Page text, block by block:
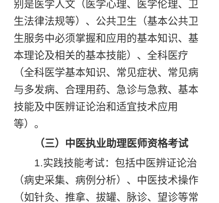
别是医学人文（医学心理、医学伦理、卫
生法律法规等）、公共卫生（基本公共卫
生服务中必须掌握和应用的基本知识、基
本理论及相关的基本技能）、全科医疗
（全科医学基本知识、常见症状、常见病
与多发病、合理用药、急诊与急救、基本
技能及中医辨证论治和适宜技术应用
等）。
（三）中医执业助理医师资格考试
1.实践技能考试：包括中医辨证论治
（病史采集、病例分析）、中医技术操作
（如针灸、推拿、拔罐、脉诊、望诊等常